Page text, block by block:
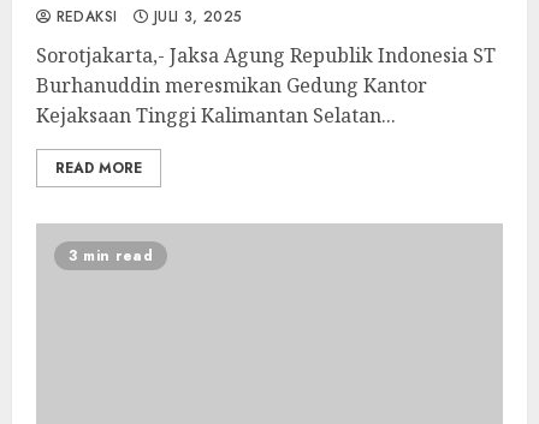
REDAKSI JULI 3, 2025
Sorotjakarta,- Jaksa Agung Republik Indonesia ST
Burhanuddin meresmikan Gedung Kantor
Kejaksaan Tinggi Kalimantan Selatan...
READ MORE
3 min read